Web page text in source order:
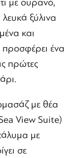
ξύλινα
και
ένα
πρώτες
με θέα
View Suite)
με
σε